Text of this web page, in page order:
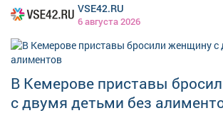
VSE42.RU
6 августа 2026
В Кемерове приставы
с двумя детьми без